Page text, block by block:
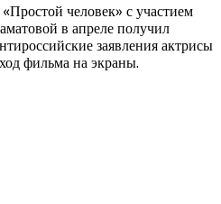
человек» с участием
в апреле получил
заявления актрисы
фильма на экраны.